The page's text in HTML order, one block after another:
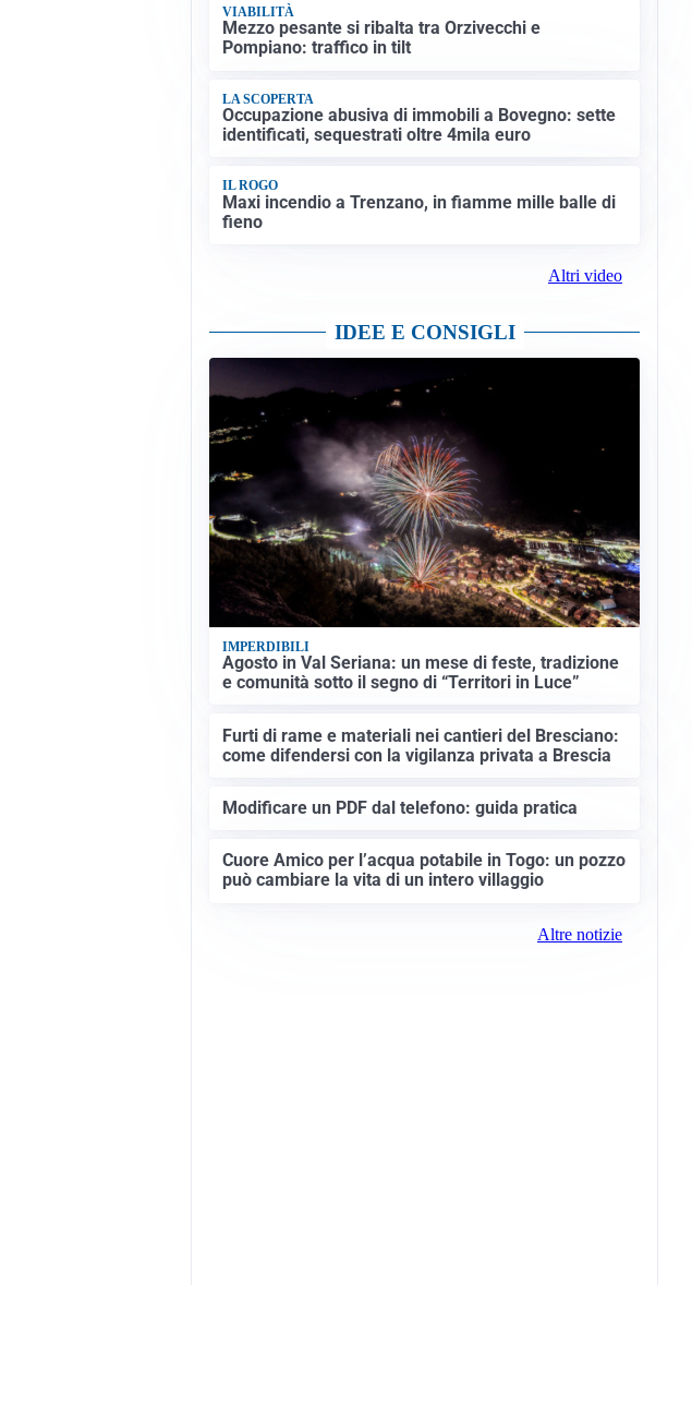
VIABILITÀ
Mezzo pesante si ribalta tra Orzivecchi e
Pompiano: traffico in tilt
LA SCOPERTA
Occupazione abusiva di immobili a Bovegno: sette
identificati, sequestrati oltre 4mila euro
IL ROGO
Maxi incendio a Trenzano, in fiamme mille balle di
fieno
Altri video
IDEE E CONSIGLI
IMPERDIBILI
Agosto in Val Seriana: un mese di feste, tradizione
e comunità sotto il segno di “Territori in Luce”
Furti di rame e materiali nei cantieri del Bresciano:
come difendersi con la vigilanza privata a Brescia
Modificare un PDF dal telefono: guida pratica
Cuore Amico per l’acqua potabile in Togo: un pozzo
può cambiare la vita di un intero villaggio
Altre notizie